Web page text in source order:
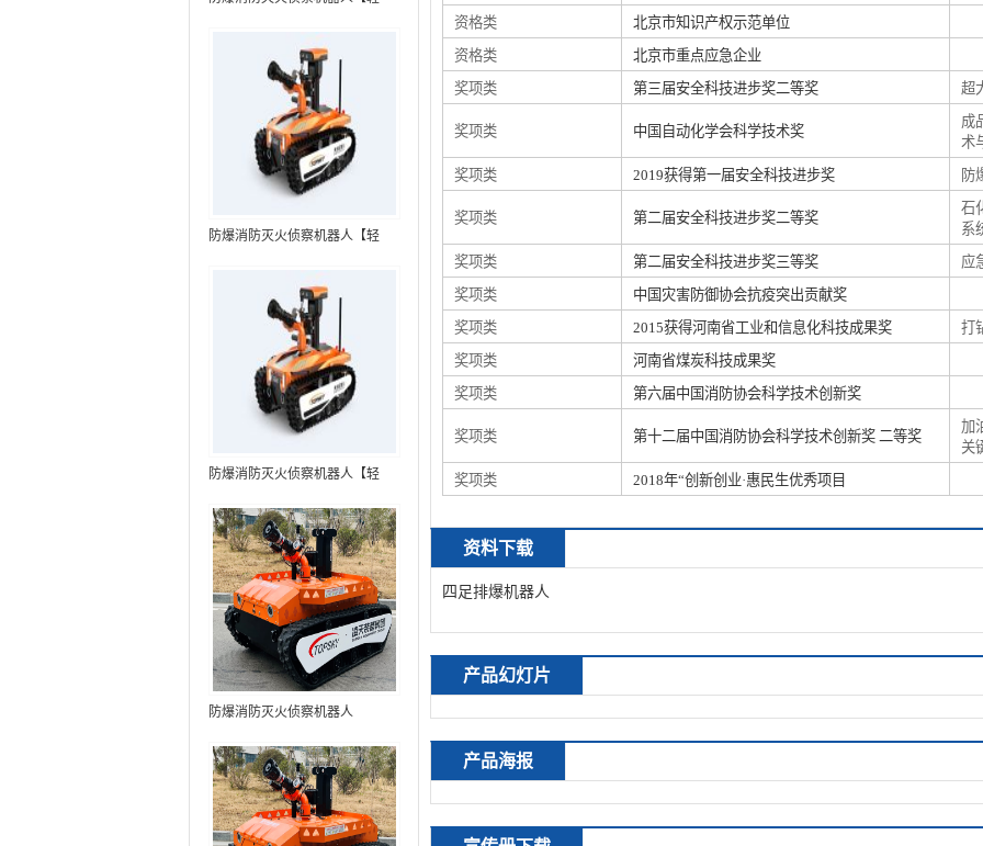
装置+语音控制+跟随功能+5G控
防爆消防灭火侦察机器人【轻
装置+语音控制+跟随功能+5G控
制+水炮跟踪火焰）RXR-
MC80BD（第8代）
防爆消防灭火侦察机器人【轻
装置+语音控制+跟随功能+5G控
制+水炮跟踪火焰+自主导航）
防爆消防灭火侦察机器人
资格类
北京市知识产权示范单位
资格类
北京市重点应急企业
奖项类
第三届安全科技进步奖二等奖 超
奖项类 中国自动化学会科学技术奖
成
术
奖项类
2019获得第一届安全科技进步奖 防
奖项类 第二届安全科技进步奖二等奖
石
系
奖项类
第二届安全科技进步奖三等奖
应
奖项类
中国灾害防御协会抗疫突出贡献奖
奖项类
2015获得河南省工业和信息化科技成果奖
打
奖项类
河南省煤炭科技成果奖
奖项类
第六届中国消防协会科学技术创新奖
奖项类 第十二届中国消防协会科学技术创新奖 二等奖
加
关
奖项类
2018年“创新创业·惠民生优秀项目
资料下载
四足排爆机器人
产品幻灯片
产品海报